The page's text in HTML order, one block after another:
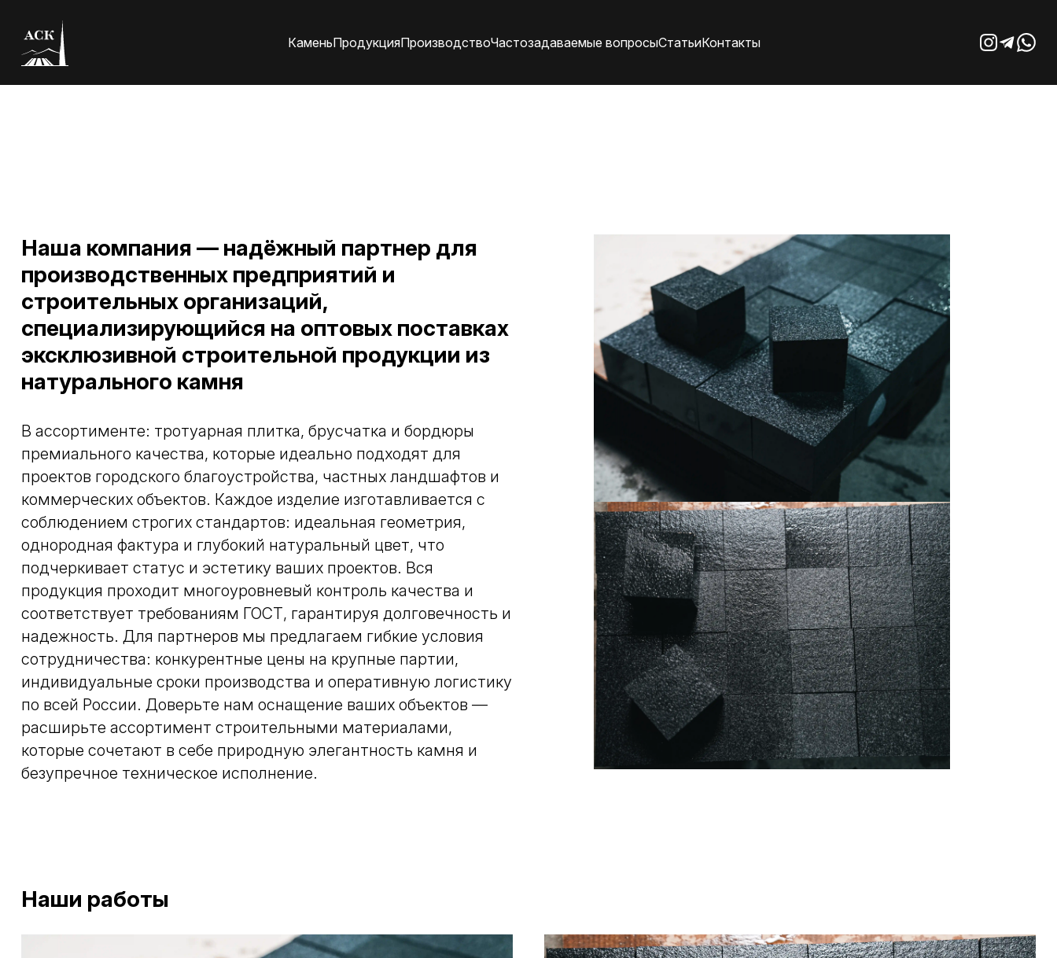
КаменьПродукцияПроизводствоЧастозадаваемые вопросыСтатьиКонтакты
Наша компания — надёжный партнер для
производственных предприятий и
строительных организаций,
специализирующийся на оптовых поставках
эксклюзивной строительной продукции из
натурального камня
В ассортименте: тротуарная плитка, брусчатка и бордюры
премиального качества, которые идеально подходят для
проектов городского благоустройства, частных ландшафтов и
коммерческих объектов. Каждое изделие изготавливается с
соблюдением строгих стандартов: идеальная геометрия,
однородная фактура и глубокий натуральный цвет, что
подчеркивает статус и эстетику ваших проектов. Вся
продукция проходит многоуровневый контроль качества и
соответствует требованиям ГОСТ, гарантируя долговечность и
надежность. Для партнеров мы предлагаем гибкие условия
сотрудничества: конкурентные цены на крупные партии,
индивидуальные сроки производства и оперативную логистику
по всей России. Доверьте нам оснащение ваших объектов —
расширьте ассортимент строительными материалами,
которые сочетают в себе природную элегантность камня и
безупречное техническое исполнение.
Наши работы